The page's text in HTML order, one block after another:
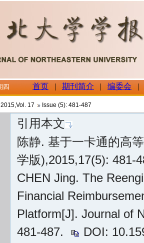
2015,Vol. 17 Issue (5): 481-487
引用本文
陈静. 基于一卡通的高
学版),2015,17(5):
CHEN Jing. The
Financial
Platform[J]. Journal of
481-487.
DOI: